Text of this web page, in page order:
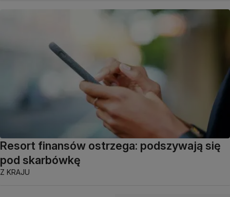
Resort finansów ostrzega: podszywają się
pod skarbówkę
Z KRAJU